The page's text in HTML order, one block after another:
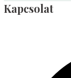
Kapcsolat